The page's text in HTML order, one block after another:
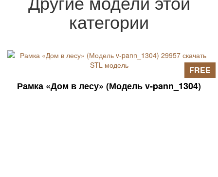
категории
Рамка «Дом в лесу» (Модель v-pann_1304)
FREE